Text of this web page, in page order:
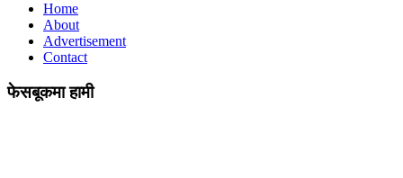
Home
About
Advertisement
Contact
फेसबूकमा हामी